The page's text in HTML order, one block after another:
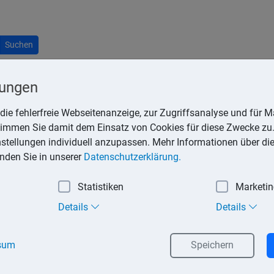
Suchen
sind wahrheitsgemäß und nach bestem
nicht berücksichtigt hat und die Erklärungen
zu einer Steuerverkürzung gekommen ist.
dies die Erben als Gesamtrechtsnachfolger. Zudem sind
zur Berichtigung verpflichtet. Ein Steuerberater ist
fehlerfreie Webseitenanzeige, zur Zugriffsanalyse und für
Sie damit dem Einsatz von Cookies für diese Zwecke
individuell anzupassen. Mehr Informationen über
Sie in unserer Datenschutzerklärung.
Statistiken
Details Details
Speichern